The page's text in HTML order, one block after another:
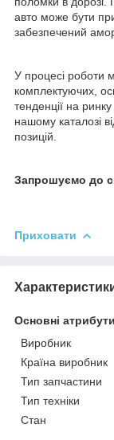
авто може бути
забезпечений
У процесі роботи
комплектуючих,
тенденції на
нашому каталозі
позицій.
Запрошуємо до
Приховати
Основні атрибути
Виробник
Країна виробник
Тип запчастини
Тип техніки
Стан